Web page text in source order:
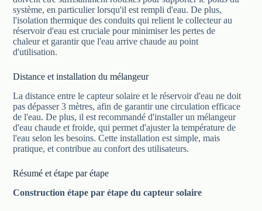
système, en particulier lorsqu'il est rempli d'eau. De plus,
l'isolation thermique des conduits qui relient le collecteur au
réservoir d'eau est cruciale pour minimiser les pertes de
chaleur et garantir que l'eau arrive chaude au point
d'utilisation.
Distance et installation du mélangeur
La distance entre le capteur solaire et le réservoir d'eau ne doit
pas dépasser 3 mètres, afin de garantir une circulation efficace
de l'eau. De plus, il est recommandé d'installer un mélangeur
d'eau chaude et froide, qui permet d'ajuster la température de
l'eau selon les besoins. Cette installation est simple, mais
pratique, et contribue au confort des utilisateurs.
Résumé et étape par étape
Construction étape par étape du capteur solaire